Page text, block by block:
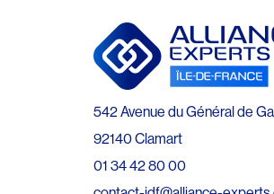
542 Avenue du Général de
92140 Clamart
01 34 42 80 00